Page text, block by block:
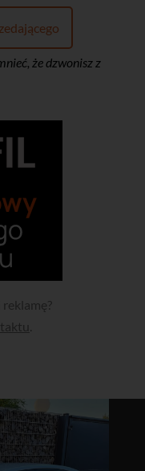
że dzwonisz z